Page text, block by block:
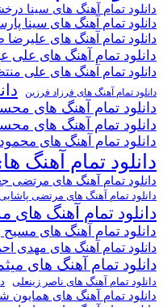
دانلود تمام آهنگ های سینا
دانلود تمام آهنگ های سینا
دانلود تمام آهنگ های
دانلود تمام آهنگ های علی
دانلود تمام آهنگ های علی
دانلود تمام آهنگ های فرزاد فرزین
دانلود تمام آهنگ های
دانلود تمام آهنگ های
دانلود تمام آهنگ های
دانلود تمام
دانلود تمام آهنگ های مرتضی
دانلود تمام آهنگ های مرتضی
دانلود تمام آهنگ های
دانلود تمام آهنگ های
دانلود تمام آهنگ های مهدی
دانلود تمام آهنگ های
دانلود تمام آهنگ های ناصر زینعلی
دانلود تمام آهنگ های همایون